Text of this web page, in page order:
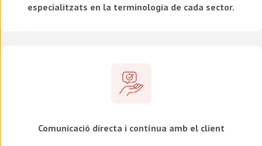
especialitzats en la terminologia de cada sector.
Comunicació directa i contínua amb el client